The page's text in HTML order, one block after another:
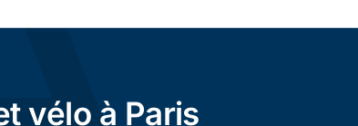
vélo à Paris